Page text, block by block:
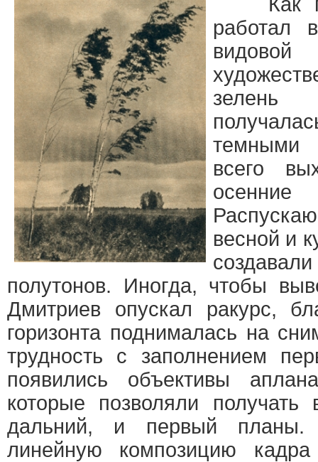
работал
зелень
темными
всего
весной и
полутонов. Иногда, чтобы
Дмитриев опускал ракурс,
горизонта поднималась на
трудность с заполнением
появились объективы
которые позволяли
дальний, и первый планы.
линейную композицию